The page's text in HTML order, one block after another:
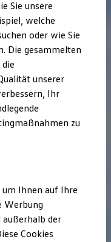
Nutzfahrzeuge
Buzz
Transporter/Caravelle
Amarok
Modelle
Sie unsere
welche
oder wie Sie
Die gesammelten
unserer
Ihr
zu
um Ihnen auf Ihre
Werbung
außerhalb der
Cookies